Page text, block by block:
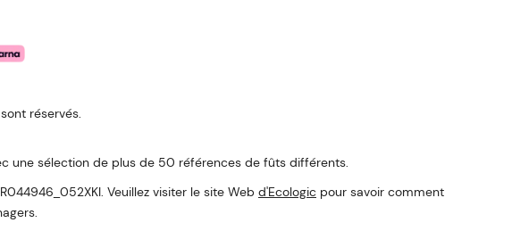
réservés.
une sélection de plus de 50 références de fûts différents.
Veuillez visiter le site Web d'Ecologic pour savoir comment